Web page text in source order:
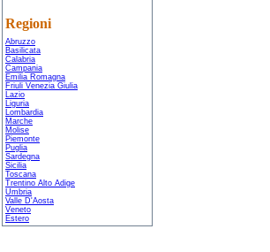
Regioni
Abruzzo
Basilicata
Calabria
Campania
Emilia Romagna
Friuli Venezia Giulia
Lazio
Liguria
Lombardia
Marche
Molise
Piemonte
Puglia
Sardegna
Sicilia
Toscana
Trentino Alto Adige
Umbria
Valle D'Aosta
Veneto
Estero